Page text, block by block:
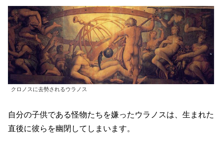
クロノスに去勢されるウラノス
自分の子供である怪物たちを嫌ったウラノスは、生まれた
直後に彼らを幽閉してしまいます。